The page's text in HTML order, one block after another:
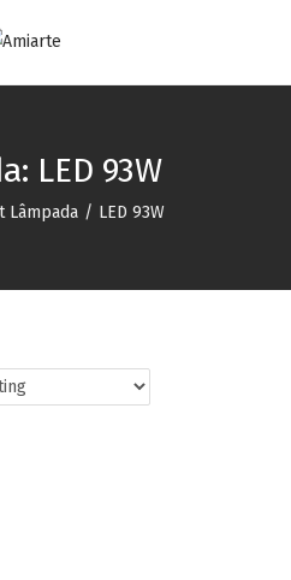
LED 93W
Lâmpada / LED 93W